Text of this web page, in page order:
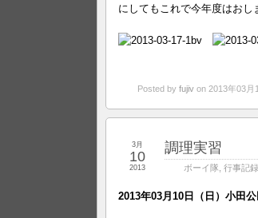
にしてもこれで今年度はおし
Posted by fujiv on 2013年03月
調理実習
ボーイ隊 行事記
3月
10
2013
2013年03月10日（日）小田